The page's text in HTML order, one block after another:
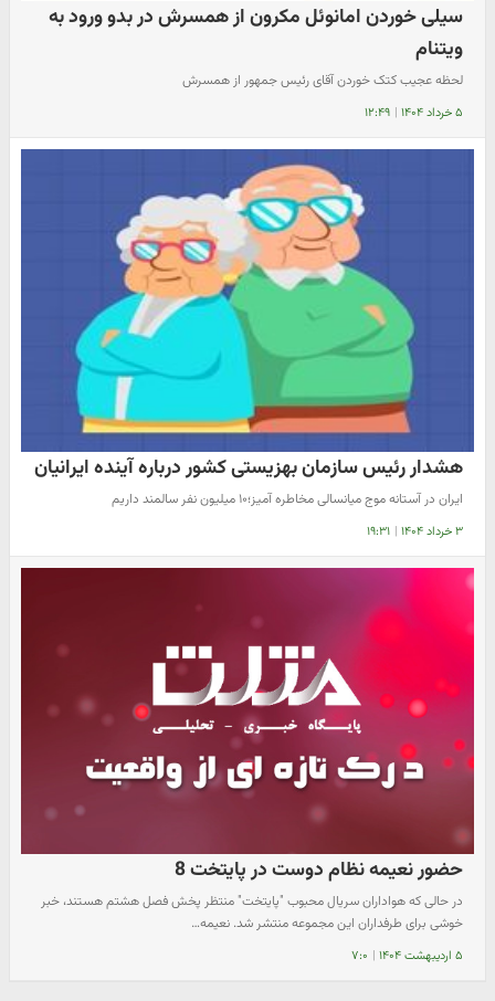
سیلی خوردن امانوئل مکرون از همسرش در بدو ورود به
ویتنام
لحظه عجیب کتک خوردن آقای رئیس جمهور از همسرش
۵ خرداد ۱۴۰۴ | ۱۲:۴۹
هشدار رئیس سازمان بهزیستی کشور درباره آینده ایرانیان
ایران در آستانه موج میانسالی مخاطره آمیز؛۱۰ میلیون نفر سالمند داریم
۳ خرداد ۱۴۰۴ | ۱۹:۳۱
حضور نعیمه نظام دوست در پایتخت 8
در حالی که هواداران سریال محبوب "پایتخت" منتظر پخش فصل هشتم هستند، خبر
خوشی برای طرفداران این مجموعه منتشر شد. نعیمه…
۵ اردیبهشت ۱۴۰۴ | ۷:۰